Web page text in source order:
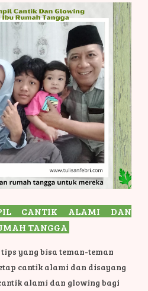
CANTIK ALAMI DAN
TANGGA
yang bisa teman-teman
cantik alami dan disayang
alami dan glowing bagi